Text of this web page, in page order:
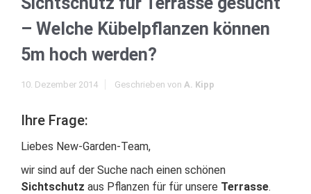
– Welche Kübelpflanzen können
5m hoch werden?
10. Dezember 2014 Geschrieben von A. Kipp
Ihre Frage:
Liebes New-Garden-Team,
wir sind auf der Suche nach einen schönen
Sichtschutz aus Pflanzen für für unsere Terrasse.